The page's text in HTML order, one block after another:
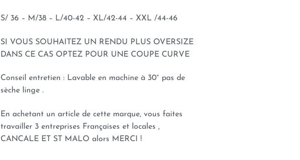
S/ 36 – M/38 – L/40-42 – XL/42-44 – XXL /44-46
SI VOUS SOUHAITEZ UN RENDU PLUS OVERSIZE
DANS CE CAS OPTEZ POUR UNE COUPE CURVE
Conseil entretien : Lavable en machine à 30° pas de
sèche linge .
En achetant un article de cette marque, vous faites
travailler 3 entreprises Françaises et locales ,
CANCALE ET ST MALO alors MERCI !